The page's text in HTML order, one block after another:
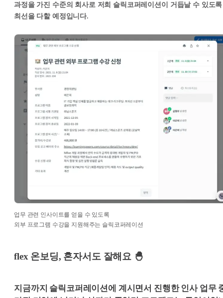
과정을 가진 수준의 회사로 저희 슬릭코퍼레이션이 거듭날 수 있도록
최선을 다할 예정입니다.
업무 관련 인사이트를 얻을 수 있도록
외부 프로그램 수강을 지원해주는 슬릭코퍼레이션
flex 온보딩, 혼자서도 잘해요 🐣
지금까지 슬릭코퍼레이션에 계시면서 진행한 인사 업무